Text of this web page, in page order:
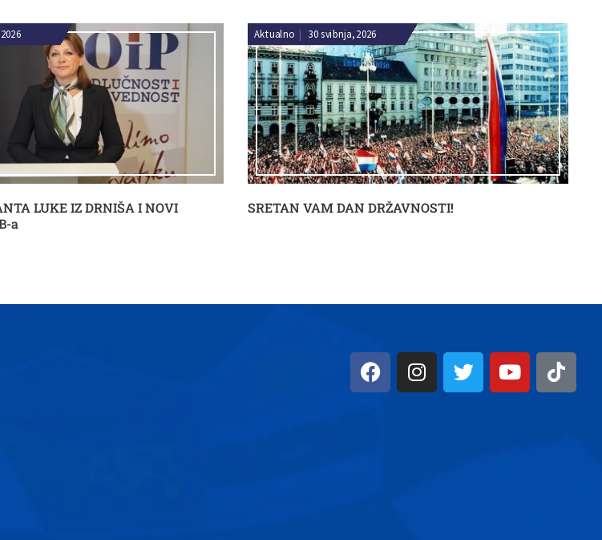
LUKE IZ DRNIŠA I NOVI
a
SRETAN VAM DAN DRŽAVNOSTI!
Aktualno | 30 svibnja, 2026